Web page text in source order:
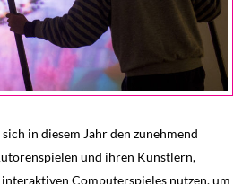
in diesem Jahr den zunehmend
und ihren Künstlern,
Computerspieles nutzen, um